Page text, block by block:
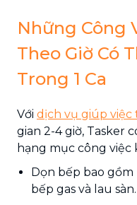
Những Công
Theo Giờ Có
Trong 1 Ca
Với dịch vụ giúp việc
gian 2-4 giờ, Tasker
hạng mục công việc
Dọn bếp bao gồm
bếp gas và lau sàn.